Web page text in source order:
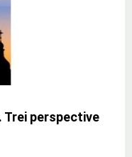
Trei perspective